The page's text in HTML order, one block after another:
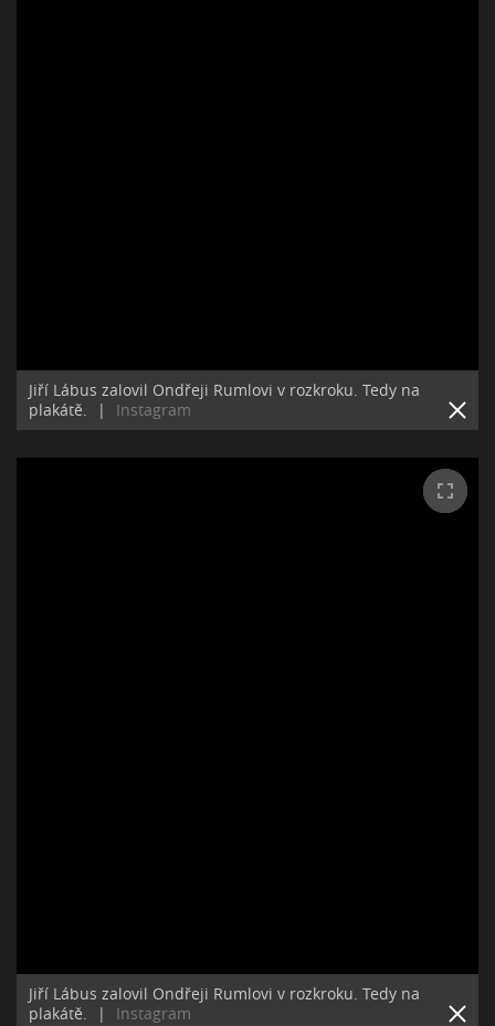
Jiří Lábus zalovil Ondřeji Rumlovi v rozkroku. Tedy na
plakátě.
| Instagram
Jiří Lábus zalovil Ondřeji Rumlovi v rozkroku. Tedy na
plakátě.
| Instagram